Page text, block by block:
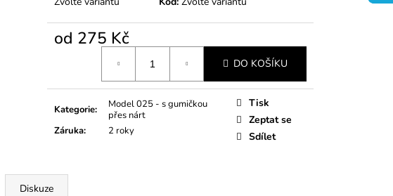
od 275 Kč
DO KOŠÍKU
Kategorie:
Model 025 - s gumičkou
přes nárt
Záruka: 2 roky
Tisk
Zeptat se
Sdílet
Diskuze